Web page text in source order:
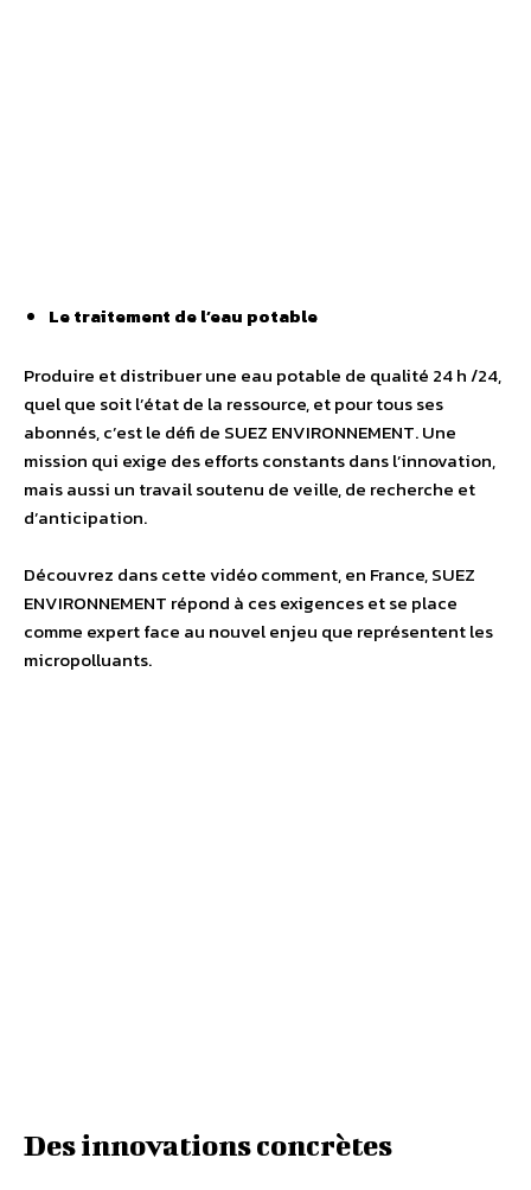
Le traitement de l’eau potable
Produire et distribuer une eau potable de qualité 24 h /24,
quel que soit l’état de la ressource, et pour tous ses
abonnés, c’est le défi de SUEZ ENVIRONNEMENT. Une
mission qui exige des efforts constants dans l’innovation,
mais aussi un travail soutenu de veille, de recherche et
d’anticipation.
Découvrez dans cette vidéo comment, en France, SUEZ
ENVIRONNEMENT répond à ces exigences et se place
comme expert face au nouvel enjeu que représentent les
micropolluants.
Des innovations concrètes